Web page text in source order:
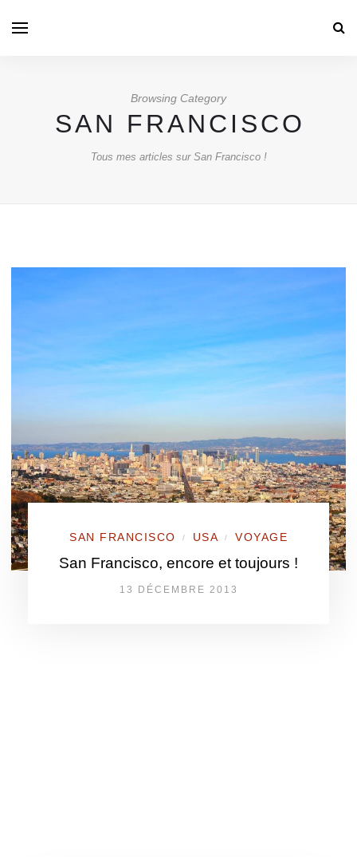
Browsing Category
SAN FRANCISCO
Tous mes articles sur San Francisco !
SAN FRANCISCO / USA / VOYAGE
San Francisco, encore et toujours !
13 DÉCEMBRE 2013